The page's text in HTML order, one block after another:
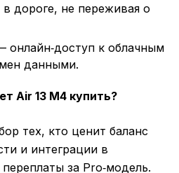
дороге, не переживая о
онлайн‑доступ к облачным
данными.
Air 13 M4 купить?
тех, кто ценит баланс
и интеграции в
за Pro‑модель.